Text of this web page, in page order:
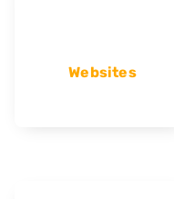
Websites